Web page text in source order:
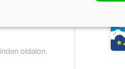
oldalon.